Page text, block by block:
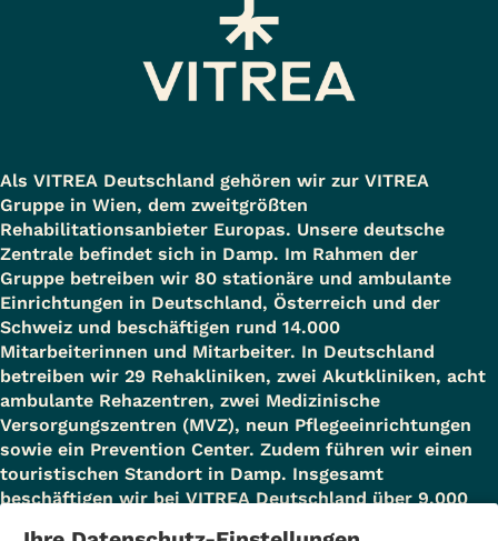
Als VITREA Deutschland gehören wir zur VITREA
Gruppe in Wien, dem zweitgrößten
Rehabilitationsanbieter Europas. Unsere deutsche
Zentrale befindet sich in Damp. Im Rahmen der
Gruppe betreiben wir 80 stationäre und ambulante
Einrichtungen in Deutschland, Österreich und der
Schweiz und beschäftigen rund 14.000
Mitarbeiterinnen und Mitarbeiter. In Deutschland
betreiben wir 29 Rehakliniken, zwei Akutkliniken, acht
ambulante Rehazentren, zwei Medizinische
Versorgungszentren (MVZ), neun Pflegeeinrichtungen
sowie ein Prevention Center. Zudem führen wir einen
touristischen Standort in Damp. Insgesamt
beschäftigen wir bei VITREA Deutschland über 9.000